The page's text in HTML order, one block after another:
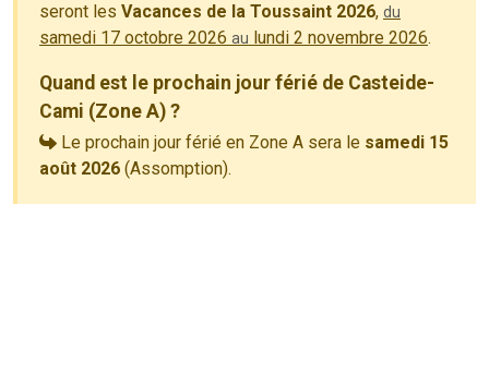
seront les Vacances de la Toussaint 2026, du
samedi 17 octobre 2026 au lundi 2 novembre 2026.
Quand est le prochain jour férié de Casteide-
Cami (Zone A) ?
Le prochain jour férié en Zone A sera le samedi 15
août 2026 (Assomption).